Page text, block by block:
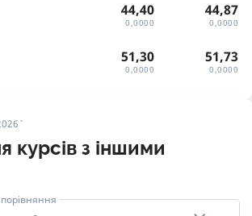
44,40
0,0000
44,87
0,0000
51,30
0,0000
51,73
0,0000
курсів з іншими